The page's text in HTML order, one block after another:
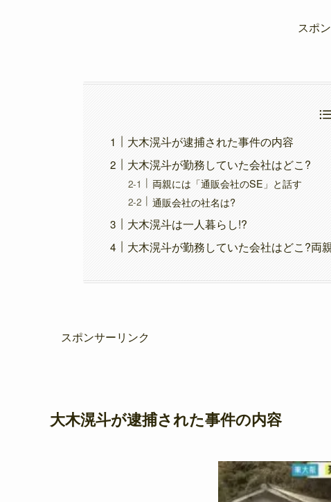
スポ
大木滉斗が逮捕された事件の内容
大木滉斗が勤務していた会社はどこ?
両親には「通販会社のSE」と話す
通販会社の社名は?
大木滉斗は一人暮らし!?
大木滉斗が勤務していた会社はどこ?両
スポンサーリンク
大木滉斗が逮捕された事件の内容